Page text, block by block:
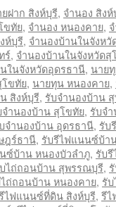
ฝาก สิงห์บุรี, จำนอง สิง
ขทัย, จำนอง หนองคาย,
ห์บุรี, จำนองบ้านในจังห
ร์, จำนองบ้านในจังหวัดสุ
ในจังหวัดอุดรธานี, นาย
ขทัย, นายทุน หนองคาย,
สิงห์บุรี, รับจำนองบ้าน
จำนองบ้าน สุโขทัย, รับจ
จำนองบ้าน อุดรธานี, รับ
ฎร์ธานี, รับรีไฟแนนซ์บ้า
ซ์บ้าน หนองบัวลำภู, รับ
ไถ่ถอนบ้าน สุพรรณบุรี,
ถ่ถอนบ้าน หนองคาย, รั
ไฟแนนซ์ที่ดิน สิงห์บุรี, รี